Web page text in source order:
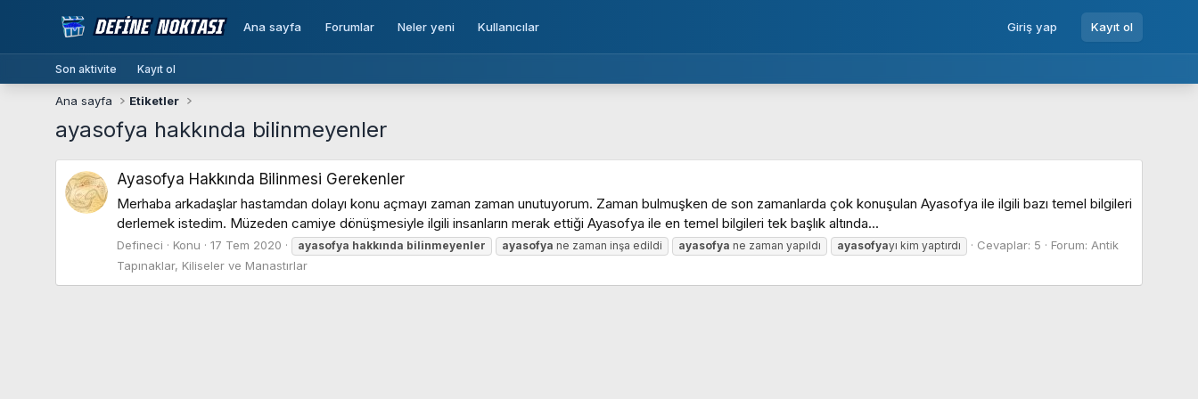
Ana sayfa Forumlar Neler yeni Kullanıcılar Giriş yap Kayıt ol
Son aktivite Kayıt ol
Ana sayfa Etiketler
ayasofya hakkında bilinmeyenler
Ayasofya Hakkında Bilinmesi Gerekenler
Merhaba arkadaşlar hastamdan dolayı konu açmayı zaman zaman unutuyorum. Zaman bulmuşken de son zamanlarda çok konuşulan Ayasofya ile ilgili bazı temel bilgileri
derlemek istedim. Müzeden camiye dönüşmesiyle ilgili insanların merak ettiği Ayasofya ile en temel bilgileri tek başlık altında...
Defineci Konu 17 Tem 2020 ayasofya hakkında bilinmeyenler ayasofya ne zaman inşa edildi ayasofya ne zaman yapıldı ayasofyayı kim yaptırdı Cevaplar: 5 Forum: Antik
Tapınaklar, Kiliseler ve Manastırlar